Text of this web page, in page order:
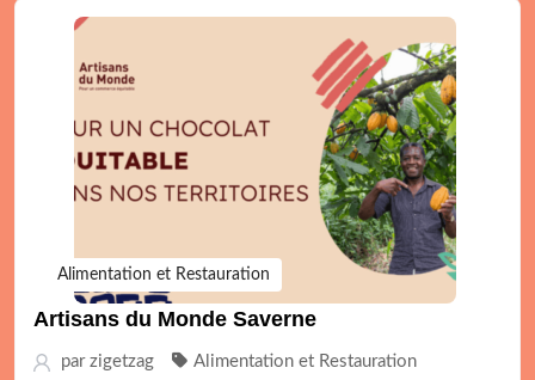
Alimentation et Restauration
Artisans du Monde Saverne
par zigetzag Alimentation et Restauration